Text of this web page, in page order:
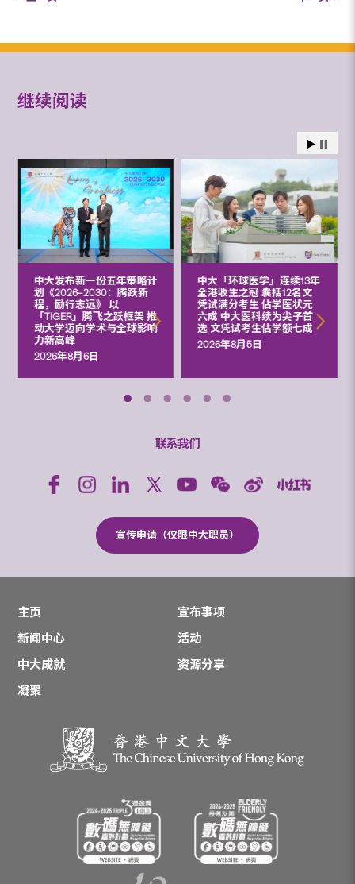
继续阅读
中大发布新一份五年策略计
划《2026‒2030：腾跃新
程，励行志远》 以
「TIGER」腾飞之跃框架 推
动大学迈向学术与全球影响
力新高峰
2026年8月6日
中大「环球医学」连续13年
全港收生之冠 囊括12名文
凭试满分考生 佔学医状元
六成 中大医科续为尖子首
选 文凭试考生佔学额七成
2026年8月5日
联系我们
宣传申请（仅限中大职员）
主页
宣布事项
新闻中心
活动
中大成就
资源分享
凝聚